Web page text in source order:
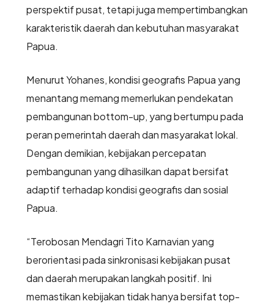
perspektif pusat, tetapi juga mempertimbangkan
karakteristik daerah dan kebutuhan masyarakat
Papua.
Menurut Yohanes, kondisi geografis Papua yang
menantang memang memerlukan pendekatan
pembangunan bottom-up, yang bertumpu pada
peran pemerintah daerah dan masyarakat lokal.
Dengan demikian, kebijakan percepatan
pembangunan yang dihasilkan dapat bersifat
adaptif terhadap kondisi geografis dan sosial
Papua.
“Terobosan Mendagri Tito Karnavian yang
berorientasi pada sinkronisasi kebijakan pusat
dan daerah merupakan langkah positif. Ini
memastikan kebijakan tidak hanya bersifat top-